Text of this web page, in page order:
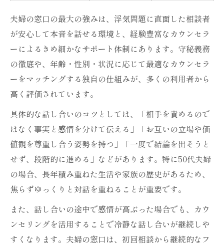
夫婦の窓口の最大の強みは、浮気問題に直面した相談者
が安心して本音を話せる環境と、経験豊富なカウンセラ
ーによるきめ細かなサポート体制にあります。守秘義務
の徹底や、年齢・性別・状況に応じて最適なカウンセラ
ーをマッチングする独自の仕組みが、多くの利用者から
高く評価されています。
具体的な話し合いのコツとしては、「相手を責めるので
はなく事実と感情を分けて伝える」「お互いの立場や価
値観を尊重し合う姿勢を持つ」「一度で結論を出そうと
せず、段階的に進める」などがあります。特に50代夫婦
の場合、長年積み重ねた生活や家族の歴史があるため、
焦らずゆっくりと対話を重ねることが重要です。
また、話し合いの途中で感情が高ぶった場合でも、カウ
ンセリングを活用することで冷静な話し合いが継続しや
すくなります。夫婦の窓口は、初回相談から継続的なフ